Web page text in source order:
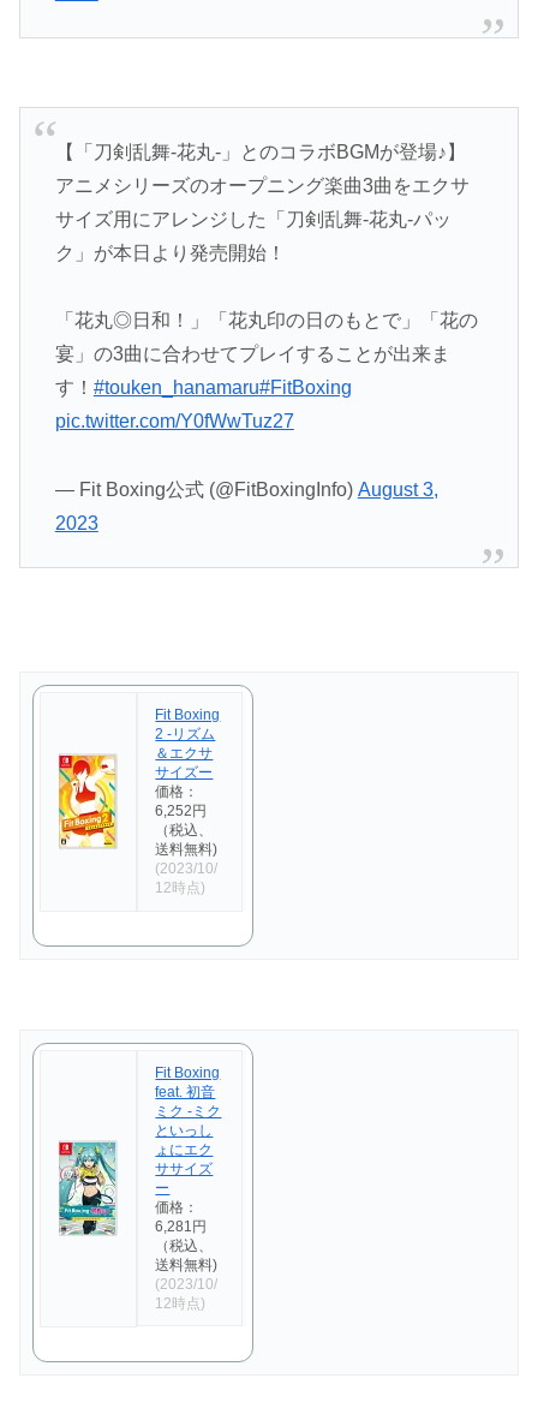
【「刀剣乱舞-花丸-」とのコラボBGMが登場♪】
アニメシリーズのオープニング楽曲3曲をエクサ
サイズ用にアレンジした「刀剣乱舞-花丸-パッ
ク」が本日より発売開始！
「花丸◎日和！」「花丸印の日のもとで」「花の
宴」の3曲に合わせてプレイすることが出来ま
す！ #touken_hanamaru#FitBoxing
pic.twitter.com/Y0fWwTuz27
— Fit Boxing公式 (@FitBoxingInfo) August 3,
2023
Fit Boxing
2 -リズム
＆エクサ
サイズー
価格：
6,252円
（税込、
送料無料)
(2023/10/
12時点)
Fit Boxing
feat. 初音
ミク -ミク
といっし
ょにエク
ササイズ
ー
価格：
6,281円
（税込、
送料無料)
(2023/10/
12時点)